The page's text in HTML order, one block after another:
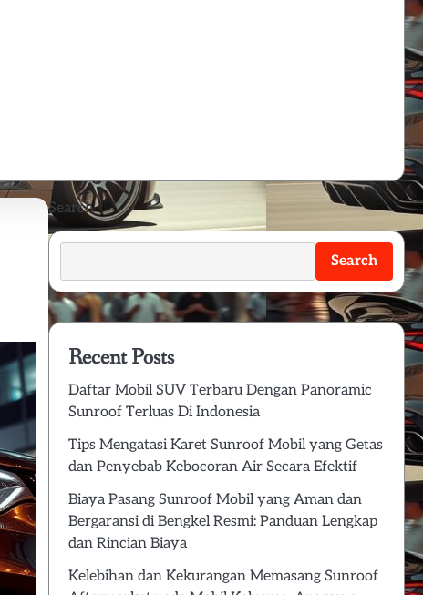
Search
Search
Recent Posts
Daftar Mobil SUV Terbaru Dengan Panoramic
Sunroof Terluas Di Indonesia
Tips Mengatasi Karet Sunroof Mobil yang Getas
dan Penyebab Kebocoran Air Secara Efektif
Biaya Pasang Sunroof Mobil yang Aman dan
Bergaransi di Bengkel Resmi: Panduan Lengkap
dan Rincian Biaya
Kelebihan dan Kekurangan Memasang Sunroof